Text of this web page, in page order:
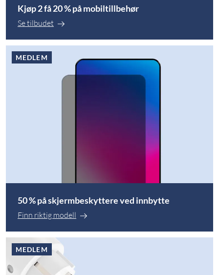
Kjøp 2 få 20 % på mobiltillbehør
Se tilbudet
MEDLEM
50 % på skjermbeskyttere ved innbytte
Finn riktig modell
MEDLEM